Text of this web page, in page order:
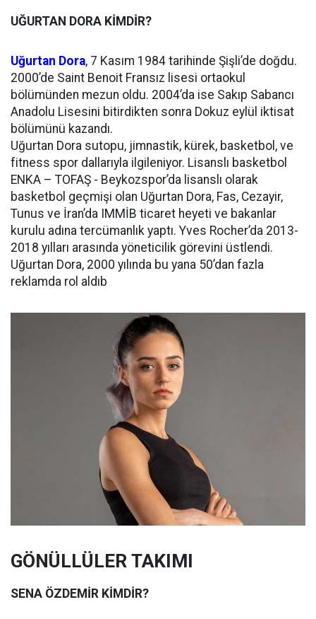
UĞURTAN DORA KİMDİR?
Uğurtan Dora, 7 Kasım 1984 tarihinde Şişli’de doğdu.
2000’de Saint Benoit Fransız lisesi ortaokul
bölümünden mezun oldu. 2004’da ise Sakıp Sabancı
Anadolu Lisesini bitirdikten sonra Dokuz eylül iktisat
bölümünü kazandı.
Uğurtan Dora sutopu, jimnastik, kürek, basketbol, ve
fitness spor dallarıyla ilgileniyor. Lisanslı basketbol
ENKA – TOFAŞ - Beykozspor’da lisanslı olarak
basketbol geçmişi olan Uğurtan Dora, Fas, Cezayir,
Tunus ve İran’da IMMİB ticaret heyeti ve bakanlar
kurulu adına tercümanlık yaptı. Yves Rocher’da 2013-
2018 yılları arasında yöneticilik görevini üstlendi.
Uğurtan Dora, 2000 yılında bu yana 50’dan fazla
reklamda rol aldıb
GÖNÜLLÜLER TAKIMI
SENA ÖZDEMİR KİMDİR?